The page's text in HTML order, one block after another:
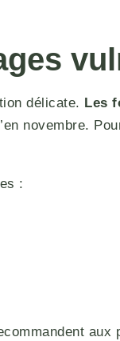
délicate. Les
novembre.
: